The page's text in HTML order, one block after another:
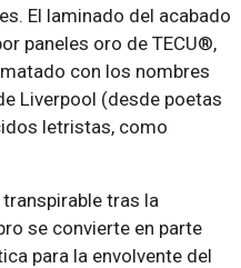
El laminado del acabado
paneles oro de TECU®,
con los nombres
Liverpool (desde poetas
letristas, como
tras la
se convierte en parte
para la envolvente del